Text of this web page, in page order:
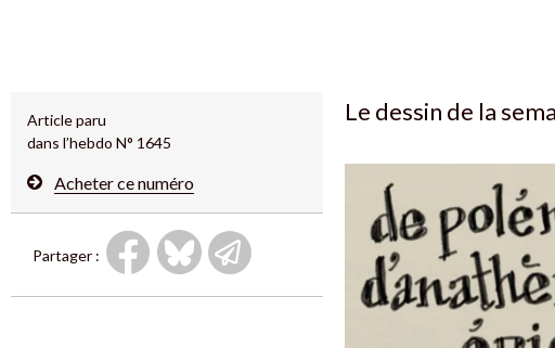
Article paru
dans l’hebdo N° 1645
Acheter ce numéro
Partager :
Le dessin de la